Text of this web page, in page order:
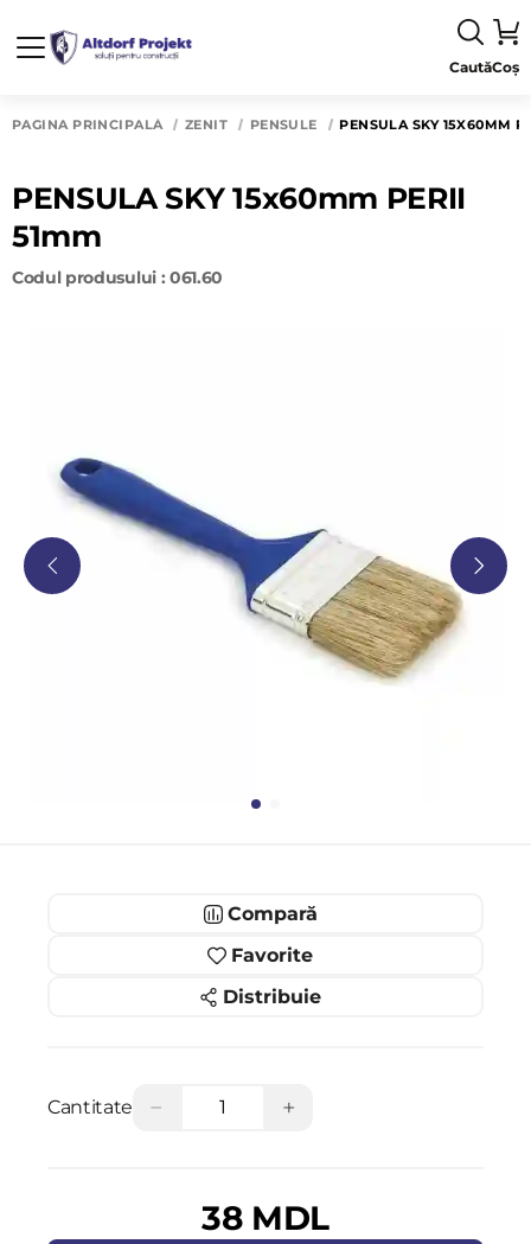
CautăCoș
PAGINA PRINCIPALĂ ZENIT PENSULE PENSULA SKY 15X60MM
PENSULA SKY 15x60mm PERII
51mm
Codul produsului : 061.60
Compară
Favorite
Distribuie
Cantitate − +
38 MDL